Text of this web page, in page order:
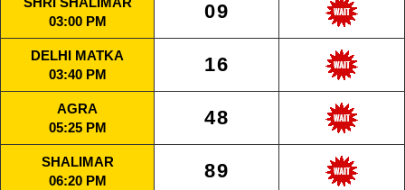
03:00 PM
09
DELHI MATKA
03:40 PM
16
AGRA
05:25 PM
48
SHALIMAR
06:20 PM
89